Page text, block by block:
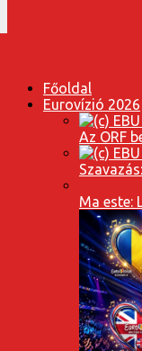
Főoldal
Eurovízió 2026
Az ORF
Ma este: